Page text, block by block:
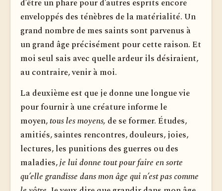
d’être un phare pour d’autres esprits encore
enveloppés des ténèbres de la matérialité. Un
grand nombre de mes saints sont parvenus à
un grand âge précisément pour cette raison. Et
moi seul sais avec quelle ardeur ils désiraient,
au contraire, venir à moi.
La deuxième est que je donne une longue vie
pour fournir à une créature informe le
moyen,tous les moyens, de se former. Études,
amitiés, saintes rencontres, douleurs, joies,
lectures, les punitions des guerres ou des
maladies,je lui donne tout pour faire en sorte
qu’elle grandisse dans mon âge qui n’est pas comme